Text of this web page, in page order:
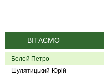
ВІТАЄМО
Белей Петро
Шулятицький Юрій